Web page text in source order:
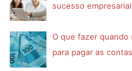
sucesso empresarial
O que fazer
para pagar as